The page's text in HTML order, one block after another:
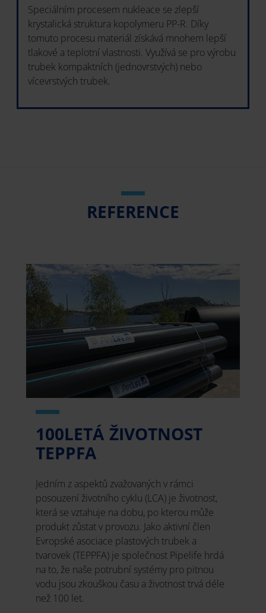
Speciálním procesem nukleace se zlepší
krystalická struktura kopolymeru PP-R. Díky
tomuto procesu materiál získává mnohem lepší
tlakové a teplotní vlastnosti. Využívá se pro výrobu
trubek kompaktních (jednovrstvých) nebo
vícevrstvých trubek.
REFERENCE
100LETÁ ŽIVOTNOST
TEPPFA
Jedním z aspektů zvažovaných v rámci
posouzení životního cyklu (LCA) je životnost,
která se vztahuje na dobu, po kterou může
produkt zůstat v provozu. Jako aktivní člen
Evropské asociace plastových trubek a
tvarovek (TEPPFA) je společnost Pipelife hrdá
na to, že naše potrubní systémy pro pitnou
vodu jsou zkouškou času a životnost trvá déle
než 100 let.